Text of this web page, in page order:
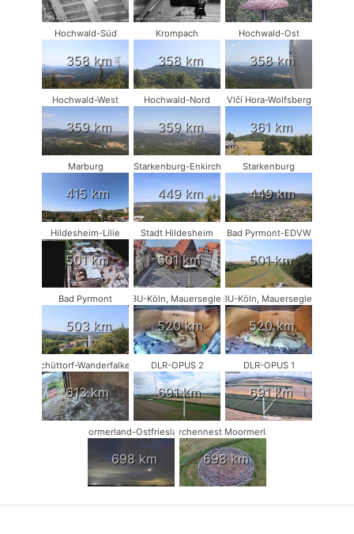
Hochwald-Süd
358 km
Krompach
358 km
Hochwald-Ost
358 km
Hochwald-West
359 km
Hochwald-Nord
359 km
Vlčí Hora-Wolfsberg
361 km
Marburg
415 km
Starkenburg-Enkirch
449 km
Starkenburg
449 km
Hildesheim-Lilie
501 km
Stadt Hildesheim
501 km
Bad Pyrmont-EDVW
501 km
Bad Pyrmont
503 km
NABU-Köln, Mauersegler #1
520 km
NABU-Köln, Mauersegler #2
520 km
Schüttorf-Wanderfalken
613 km
DLR-OPUS 2
691 km
DLR-OPUS 1
691 km
Moormerland-Ostfriesland
698 km
Storchennest Moormerland
698 km